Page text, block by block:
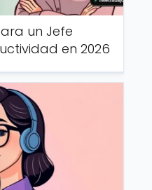
un Jefe
en 2026